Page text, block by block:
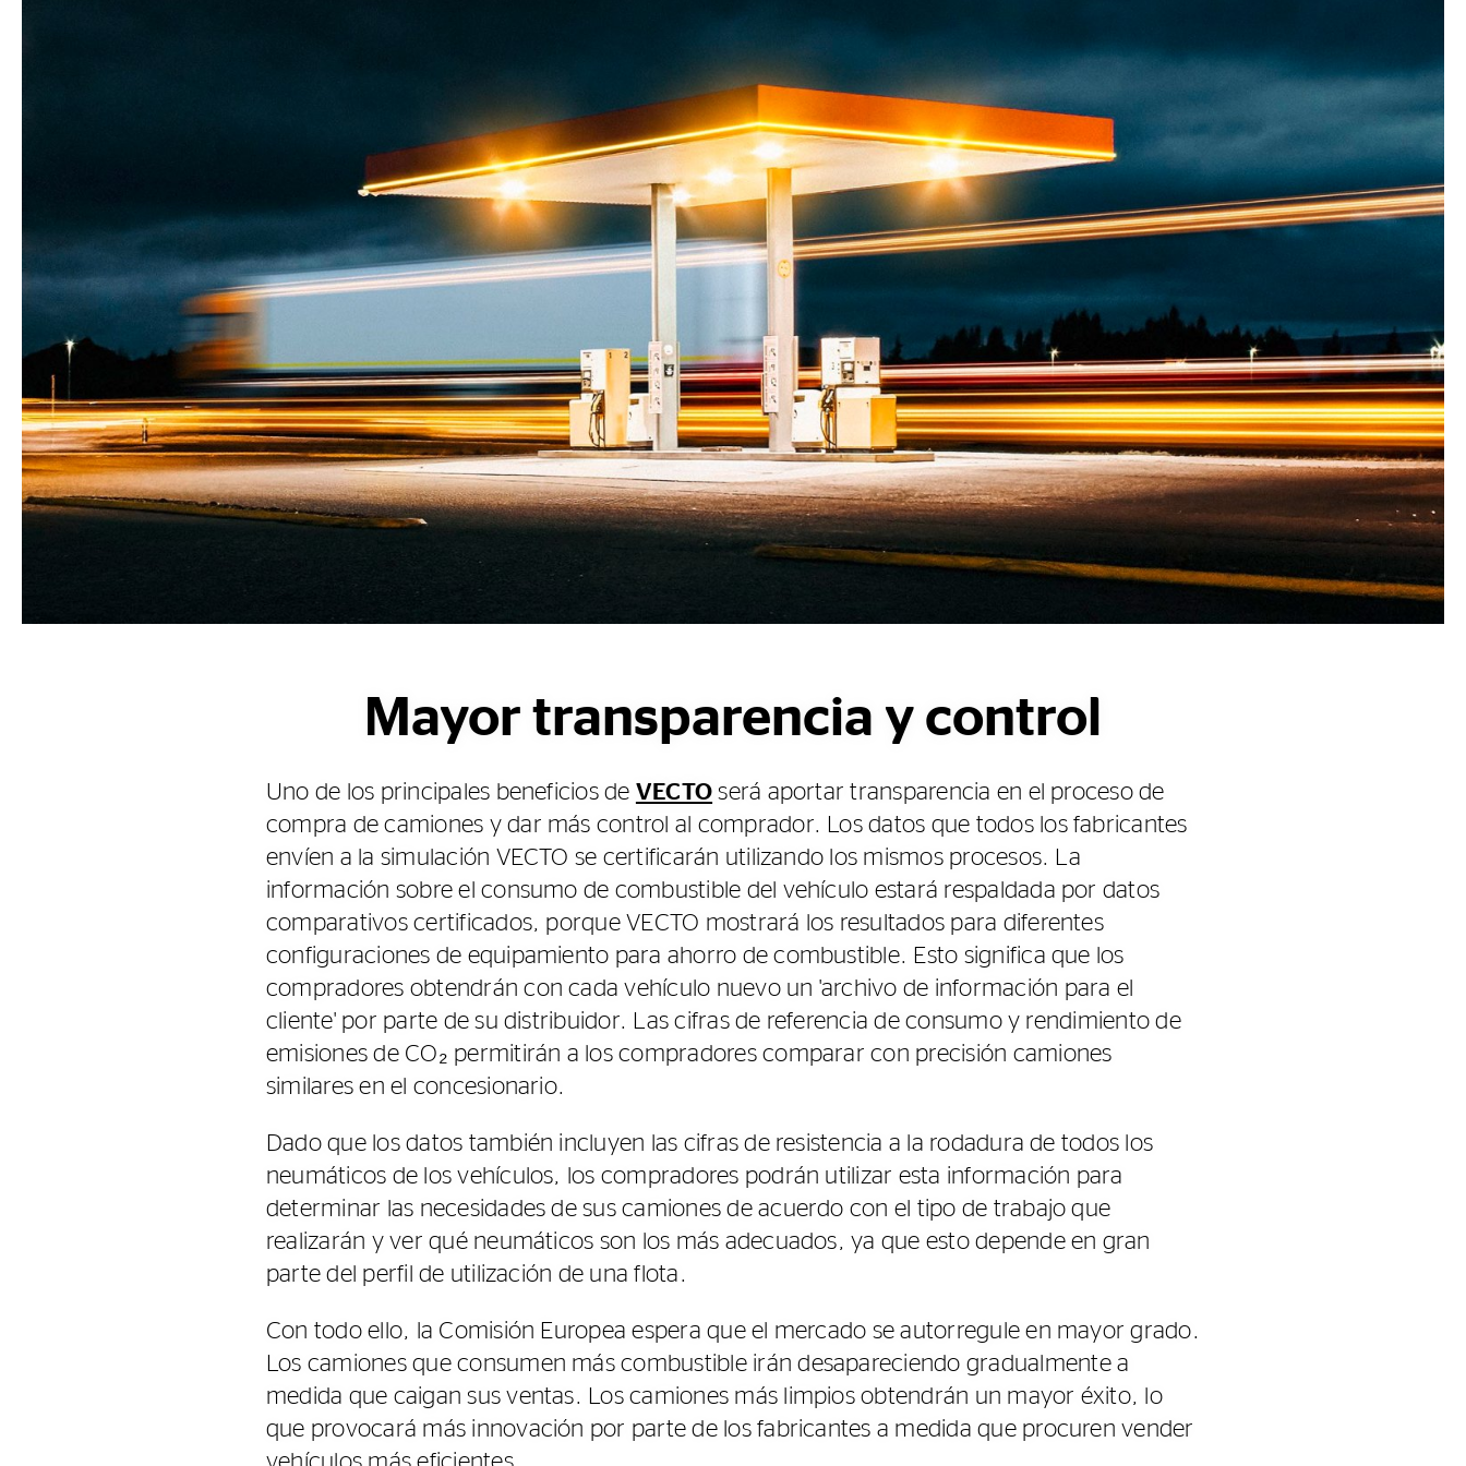
Mayor transparencia y control
Uno de los principales beneficios de VECTO será aportar transparencia en el proceso de
compra de camiones y dar más control al comprador. Los datos que todos los fabricantes
envíen a la simulación VECTO se certificarán utilizando los mismos procesos. La
información sobre el consumo de combustible del vehículo estará respaldada por datos
comparativos certificados, porque VECTO mostrará los resultados para diferentes
configuraciones de equipamiento para ahorro de combustible. Esto significa que los
compradores obtendrán con cada vehículo nuevo un 'archivo de información para el
cliente' por parte de su distribuidor. Las cifras de referencia de consumo y rendimiento de
emisiones de CO₂ permitirán a los compradores comparar con precisión camiones
similares en el concesionario.
Dado que los datos también incluyen las cifras de resistencia a la rodadura de todos los
neumáticos de los vehículos, los compradores podrán utilizar esta información para
determinar las necesidades de sus camiones de acuerdo con el tipo de trabajo que
realizarán y ver qué neumáticos son los más adecuados, ya que esto depende en gran
parte del perfil de utilización de una flota.
Con todo ello, la Comisión Europea espera que el mercado se autorregule en mayor grado.
Los camiones que consumen más combustible irán desapareciendo gradualmente a
medida que caigan sus ventas. Los camiones más limpios obtendrán un mayor éxito, lo
que provocará más innovación por parte de los fabricantes a medida que procuren vender